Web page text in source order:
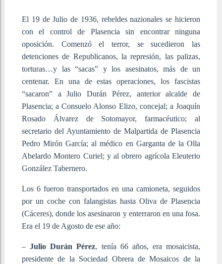
El 19 de Julio de 1936, rebeldes nazionales se hicieron
con el control de Plasencia sin encontrar ninguna
oposición. Comenzó el terror, se sucedieron las
detenciones de Republicanos, la represión, las palizas,
torturas…y las “sacas” y los asesinatos, más de un
centenar. En una de estas operaciones, los fascistas
“sacaron” a Julio Durán Pérez, anterior alcalde de
Plasencia; a Consuelo Alonso Elizo, concejal; a Joaquín
Rosado Álvarez de Sotomayor, farmacéutico; al
secretario del Ayuntamiento de Malpartida de Plasencia
Pedro Mirón García; al médico en Garganta de la Olla
Abelardo Montero Curiel; y al obrero agrícola Eleuterio
González Tabernero.
Los 6 fueron transportados en una camioneta, seguidos
por un coche con falangistas hasta Oliva de Plasencia
(Cáceres), donde los asesinaron y enterraron en una fosa.
Era el 19 de Agosto de ese año:
– Julio Durán Pérez, tenía 66 años, era mosaicista,
presidente de la Sociedad Obrera de Mosaicos de la